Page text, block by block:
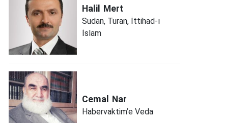
Halil Mert
Sudan, Turan, İttihad-ı
İslam
Cemal Nar
Habervaktim’e Veda